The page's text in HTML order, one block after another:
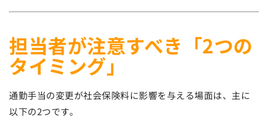
担当者が注意すべき「2つの
タイミング」
通勤手当の変更が社会保険料に影響を与える場面は、主に
以下の2つです。